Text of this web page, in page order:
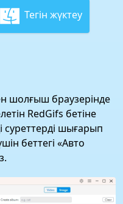
Тегін жүктеу
шолғыш браузерінде
RedGifs бетіне
суреттерді шығарып
беттегі «Авто